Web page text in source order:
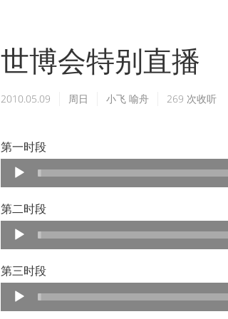
世博会特别直播
2010.05.09 周日 小飞 喻舟 269 次收听
第一时段
Audio
Player
第二时段
Audio
Player
第三时段
Audio
Player